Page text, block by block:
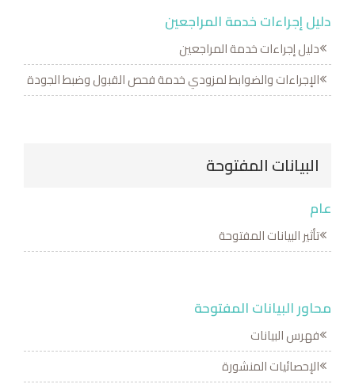
دليل إجراءات خدمة المراجعين
دليل إجراءات خدمة المراجعين
الإجراءات والضوابط لمزودي خدمة فحص القبول وضبط الجودة
البيانات المفتوحة
عام
تأثير البيانات المفتوحة
محاور البيانات المفتوحة
فهرس البيانات
الإحصائيات المنشورة